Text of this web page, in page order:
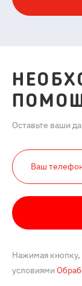
Оставьте ваши
Нажимая кнопку,
условиями